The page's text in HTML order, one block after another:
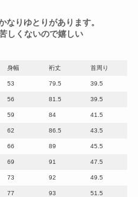
なりゆとりがあります。
しくないので嬉しい
身幅 裄丈 首周り
53 79.5 39.5
56 81.5 39.5
59 84 41.5
62 86.5 43.5
66 89 45.5
69 91 47.5
73 92 49.5
77 93 51.5